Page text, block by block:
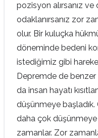
pozisyon alırsanız ve
odaklanırsanız zor
olur. Bir kuluçka
döneminde bedeni
istediğimiz gibi
Depremde de benzer
da insan hayatı
düşünmeye
daha çok düşünmeye
zamanlar. Zor